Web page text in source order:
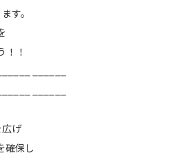
す。
！！
げ
確保し